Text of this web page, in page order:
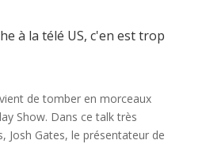
à la télé US, c'en est trop
de tomber en morceaux
Show. Dans ce talk très
Josh Gates, le présentateur de